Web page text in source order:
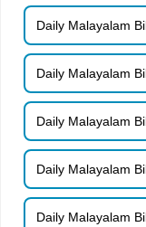
Daily Malayalam
Daily Malayalam
Daily Malayalam
Daily Malayalam
Daily Malayalam